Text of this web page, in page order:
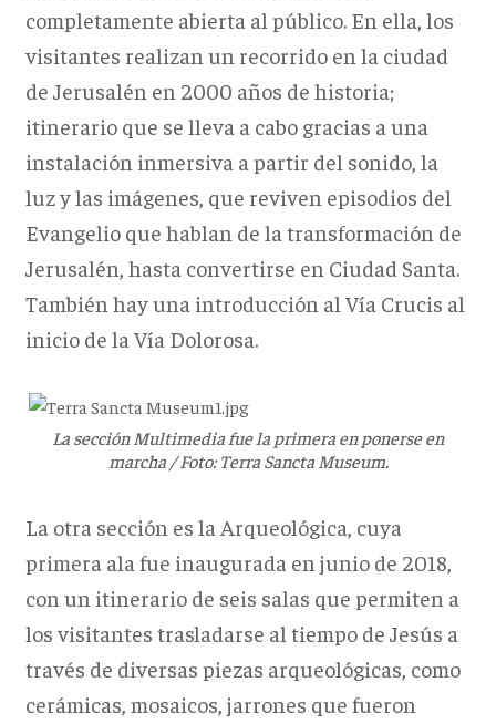
completamente abierta al público. En ella, los
visitantes realizan un recorrido en la ciudad
de Jerusalén en 2000 años de historia;
itinerario que se lleva a cabo gracias a una
instalación inmersiva a partir del sonido, la
luz y las imágenes, que reviven episodios del
Evangelio que hablan de la transformación de
Jerusalén, hasta convertirse en Ciudad Santa.
También hay una introducción al Vía Crucis al
inicio de la Vía Dolorosa.
La sección Multimedia fue la primera en ponerse en
marcha / Foto: Terra Sancta Museum.
La otra sección es la Arqueológica, cuya
primera ala fue inaugurada en junio de 2018,
con un itinerario de seis salas que permiten a
los visitantes trasladarse al tiempo de Jesús a
través de diversas piezas arqueológicas, como
cerámicas, mosaicos, jarrones que fueron